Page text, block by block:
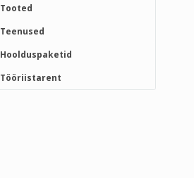
Tooted
Teenused
Hoolduspaketid
Tööriistarent